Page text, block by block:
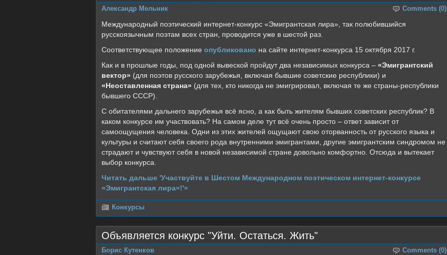
Comments (0)
Александр Мельник
Международный поэтический интернет-конкурс «Эмигрантская лира», так полюбившийся
русскоязычным поэтам всех стран, проводится уже в шестой раз.
Соответствующее положение опубликовано на сайте интернет-конкурса 15 октября 2017 г.
Как и в прошлые годы, под одной вывеской пройдут два независимых конкурса – «Эмигрантский
вектор» (для поэтов русского зарубежья, включая бывшие советские республики) и
«Неоставленная страна» (для тех, кто никогда не эмигрировал, включая те же страны-республики
бывшего СССР).
С обитателями дальнего зарубежья всё ясно, а как быть жителям бывших советских республик? В
каком конкурсе им участвовать? На самом деле тут всё очень просто – ответ зависит от
самоощущения человека. Одни из этих жителей ощущают свою оторванность от русского языка и
культуры и считают себя своего рода внутренними эмигрантами, другие эмигрантским синдромом не
страдают и чувствуют себя в новой независимой стране довольно комфортно. Отсюда и вытекает
выбор конкурса.
Читать дальше 'Участвуйте в Шестом Международном поэтическом интернет-конкурсе
«Эмигрантская лира»!'»
Конкурсы
Объявляется конкурс "Уйти. Остаться. Жить"
Comments (0)
Борис Кутенков